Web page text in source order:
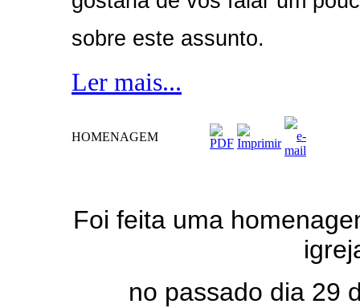
sobre este assunto.
Ler mais...
HOMENAGEM
Foi feita uma
no passado dia 29